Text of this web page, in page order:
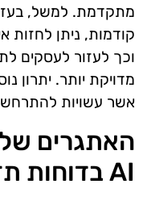
מתקדמת. למשל,
קודמות, ניתן לחזות
וכך לעזור לעסקים
מדויקת יותר. יתרון
אשר עשויות להתרחש
האתגרים של
AI בדוחות תזרים מזומנים